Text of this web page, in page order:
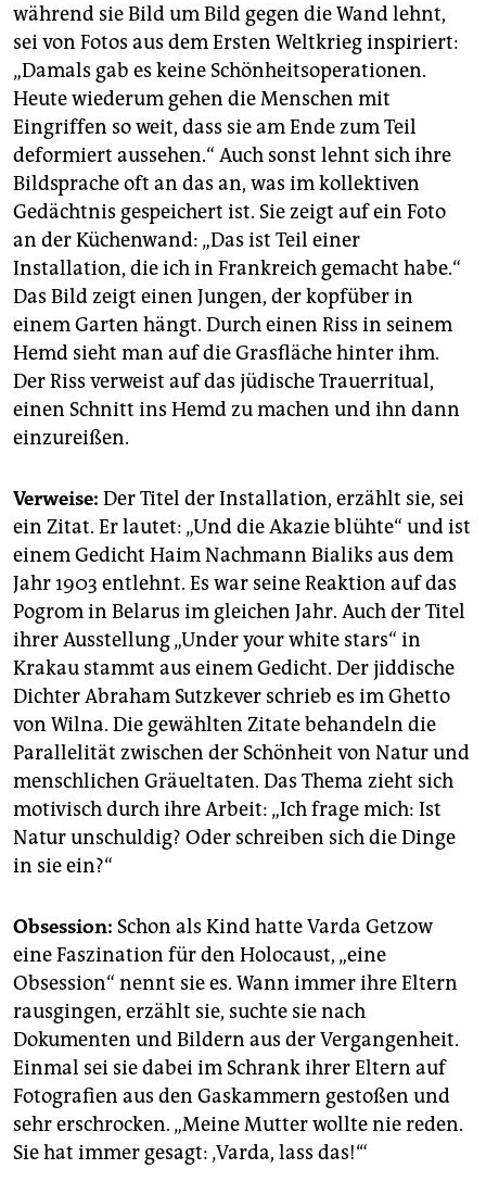
während sie Bild um Bild gegen die Wand lehnt,
sei von Fotos aus dem Ersten Weltkrieg inspiriert:
„Damals gab es keine Schönheitsoperationen.
Heute wiederum gehen die Menschen mit
Eingriffen so weit, dass sie am Ende zum Teil
deformiert aussehen.“ Auch sonst lehnt sich ihre
Bildsprache oft an das an, was im kollektiven
Gedächtnis gespeichert ist. Sie zeigt auf ein Foto
an der Küchenwand: „Das ist Teil einer
Installation, die ich in Frankreich gemacht habe.“
Das Bild zeigt einen Jungen, der kopfüber in
einem Garten hängt. Durch einen Riss in seinem
Hemd sieht man auf die Grasfläche hinter ihm.
Der Riss verweist auf das jüdische Trauerritual,
einen Schnitt ins Hemd zu machen und ihn dann
einzureißen.
Verweise: Der Titel der Installation, erzählt sie, sei
ein Zitat. Er lautet: „Und die Akazie blühte“ und ist
einem Gedicht Haim Nachmann Bialiks aus dem
Jahr 1903 entlehnt. Es war seine Reaktion auf das
Pogrom in Belarus im gleichen Jahr. Auch der Titel
ihrer Ausstellung „Under your white stars“ in
Krakau stammt aus einem Gedicht. Der jiddische
Dichter Abraham Sutzkever schrieb es im Ghetto
von Wilna. Die gewählten Zitate behandeln die
Parallelität zwischen der Schönheit von Natur und
menschlichen Gräueltaten. Das Thema zieht sich
motivisch durch ihre Arbeit: „Ich frage mich: Ist
Natur unschuldig? Oder schreiben sich die Dinge
in sie ein?“
Obsession: Schon als Kind hatte Varda Getzow
eine Faszination für den Holocaust, „eine
Obsession“ nennt sie es. Wann immer ihre Eltern
rausgingen, erzählt sie, suchte sie nach
Dokumenten und Bildern aus der Vergangenheit.
Einmal sei sie dabei im Schrank ihrer Eltern auf
Fotografien aus den Gaskammern gestoßen und
sehr erschrocken. „Meine Mutter wollte nie reden.
Sie hat immer gesagt: ‚Varda, lass das!‘“